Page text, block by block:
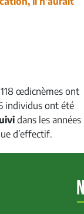
œdicnèmes ont
individus ont été
dans les années
d’effectif.